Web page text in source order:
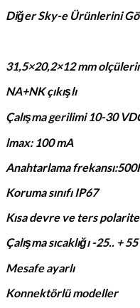
Diğer Sky-e Ürünlerini
31,5×20,2×12 mm
NA+NK çıkışlı
Çalışma gerilimi 10-30
lmax: 100 mA
Anahtarlama
Koruma sınıfı IP67
Kısa devre ve ters
Çalışma sıcaklığı -25.. + 55
Mesafe ayarlı
Konnektörlü modeller